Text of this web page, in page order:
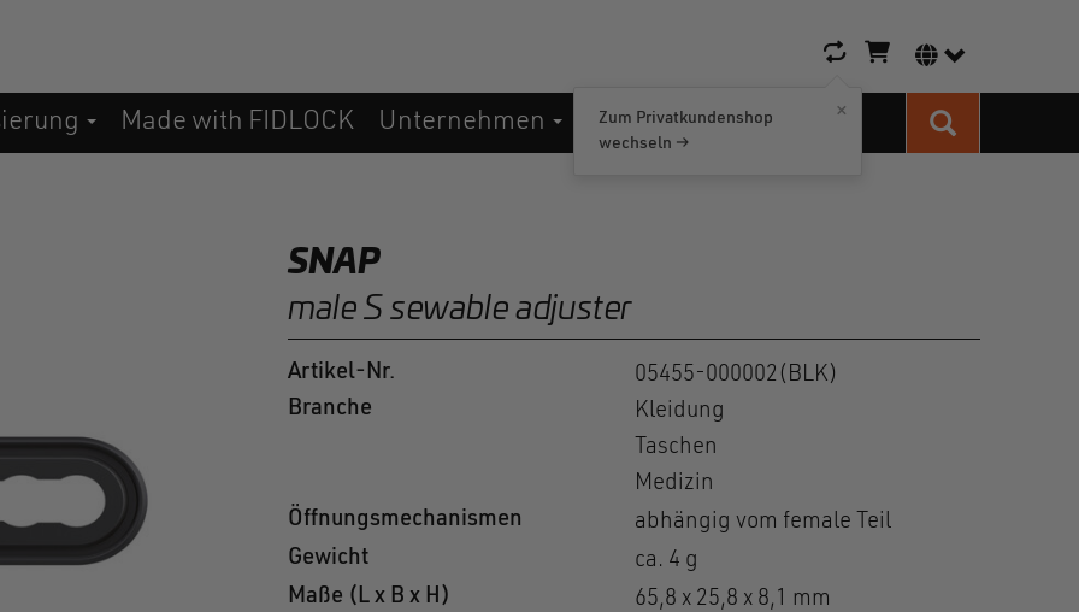
×
Zum Privatkundenshop
wechseln →
Warenkorb-Icon
Made with FIDLOCK Unternehmen Kontakt Suche
SNAP
male S sewable adjuster
Artikel-Nr.
05455-000002(BLK)
Branche
Kleidung
Taschen
Medizin
Öffnungsmechanismen
abhängig vom female Teil
Gewicht
ca. 4 g
Maße (L x B x H)
65,8 x 25,8 x 8,1 mm